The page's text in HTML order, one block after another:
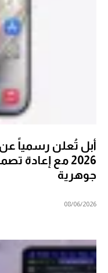
2026 مع إعادة
جوهرية
08/06/2026